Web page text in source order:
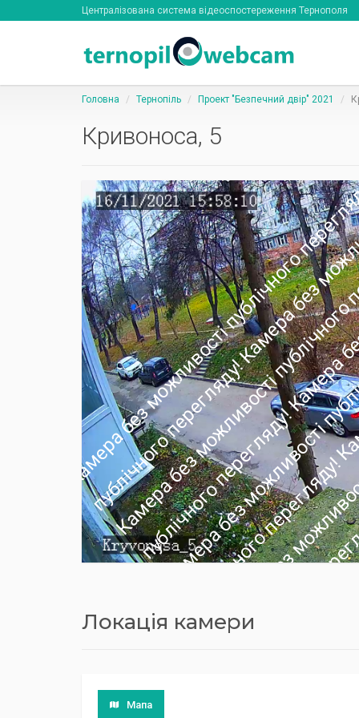
Централізована система відеоспостереження Тернополя
Головна Тернопіль Проект "Безпечний двір" 2021
Кривоноса, 5
Локація камери
Мапа